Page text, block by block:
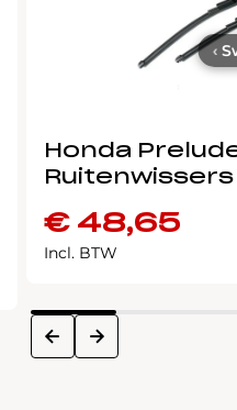
Honda
€48,65
Incl. BTW
prev next
‹